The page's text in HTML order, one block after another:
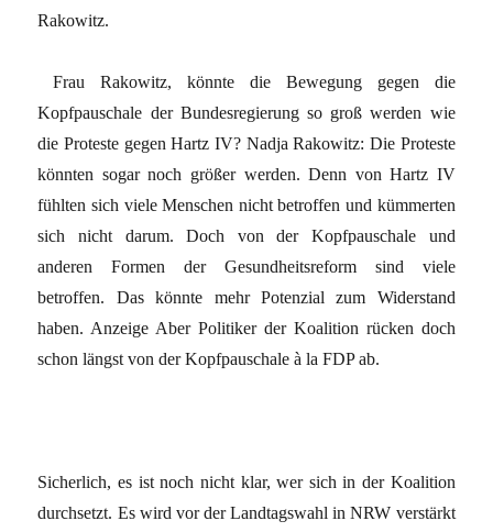
Rakowitz.
Frau Rakowitz, könnte die Bewegung gegen die
Kopfpauschale der Bundesregierung so groß werden wie
die Proteste gegen Hartz IV? Nadja Rakowitz: Die Proteste
könnten sogar noch größer werden. Denn von Hartz IV
fühlten sich viele Menschen nicht betroffen und kümmerten
sich nicht darum. Doch von der Kopfpauschale und
anderen Formen der Gesundheitsreform sind viele
betroffen. Das könnte mehr Potenzial zum Widerstand
haben. Anzeige Aber Politiker der Koalition rücken doch
schon längst von der Kopfpauschale à la FDP ab.
Sicherlich, es ist noch nicht klar, wer sich in der Koalition
durchsetzt. Es wird vor der Landtagswahl in NRW verstärkt